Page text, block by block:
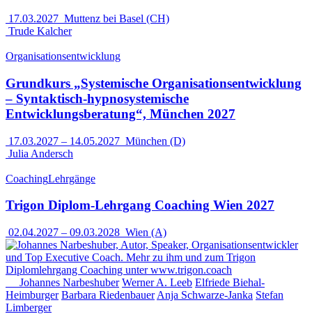
17.03.2027 Muttenz bei Basel (CH)
Trude Kalcher
Organisationsentwicklung
Grundkurs „Systemische Organisationsentwicklung
– Syntaktisch-hypnosystemische
Entwicklungsberatung“, München 2027
17.03.2027 – 14.05.2027 München (D)
Julia Andersch
CoachingLehrgänge
Trigon Diplom-Lehrgang Coaching Wien 2027
02.04.2027 – 09.03.2028 Wien (A)
Johannes Narbeshuber Werner A. Leeb Elfriede Biehal-
Heimburger Barbara Riedenbauer Anja Schwarze-Janka Stefan
Limberger